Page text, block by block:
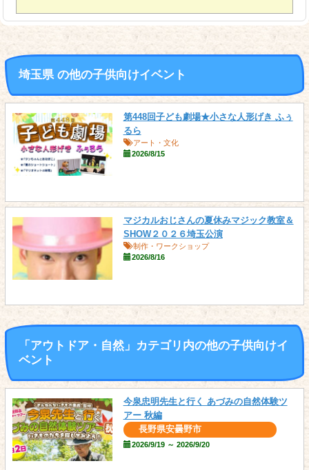
埼玉県 の他の子供向けイベント
第448回子ども劇場★小さな人形げき ふぅ
るら
アート・文化
2026/8/15
マジカルおじさんの夏休みマジック教室＆
SHOW２０２６埼玉公演
制作・ワークショップ
2026/8/16
「アウトドア・自然」カテゴリ内の他の子供向けイ
ベント
今泉忠明先生と行く あづみの自然体験ツ
アー 秋編
長野県安曇野市
2026/9/19 ～ 2026/9/20